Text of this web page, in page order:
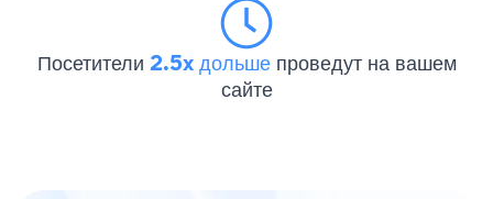
Посетители 2.5x дольше проведут на вашем
сайте